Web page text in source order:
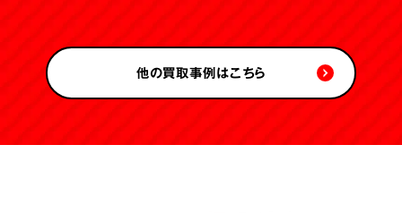
他の買取事例はこちら